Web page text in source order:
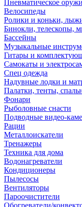
Пневматическое
Велосипеды
Ролики и коньки,
Бинокли, телескопы,
Бассейны
Музыкальные
Гитары и
Самокаты и
Спец одежда
Надувные лодки и
Палатки, тенты,
Фонари
Рыболовные снасти
Подводные видео-
Рации
Металлоискатели
Тренажеры
Техника для дома
Водонагреватели
Кондиционеры
Пылесосы
Вентиляторы
Пароочистители
Обогреватели/